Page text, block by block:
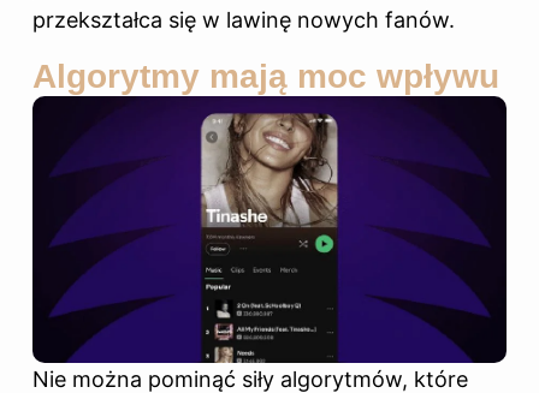
przekształca się w lawinę nowych fanów.
Algorytmy mają moc wpływu
Nie można pominąć siły algorytmów, które